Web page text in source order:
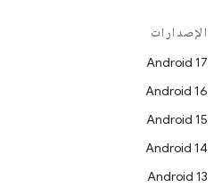
الإصدارات
Android 17
Android 16
Android 15
Android 14
Android 13